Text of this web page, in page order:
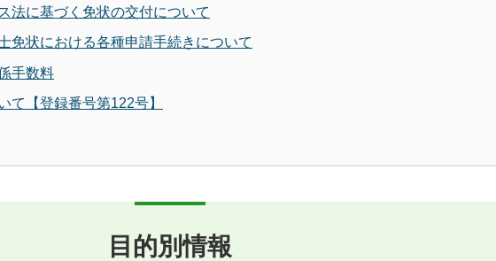
法に基づく免状の交付について
免状における各種申請手続きについて
手数料
て【登録番号第122号】
目的別情報